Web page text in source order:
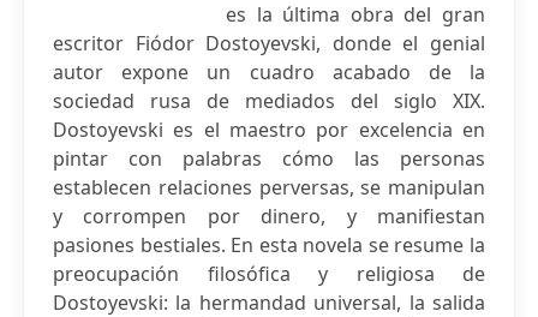
es la última obra del gran
escritor Fiódor Dostoyevski, donde el genial
autor expone un cuadro acabado de la
sociedad rusa de mediados del siglo XIX.
Dostoyevski es el maestro por excelencia en
pintar con palabras cómo las personas
establecen relaciones perversas, se manipulan
y corrompen por dinero, y manifiestan
pasiones bestiales. En esta novela se resume la
preocupación filosófica y religiosa de
Dostoyevski: la hermandad universal, la salida